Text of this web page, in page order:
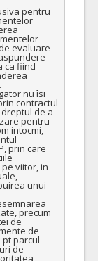
care le vor
2022)
(LOT-0023)
care le vor
2022)
pentru
evaluare
ca fiind
nu îsi
contractul
de a
pentru
intocmi,
prin care
viitor, in
unui
precum
de
de
parcul
de